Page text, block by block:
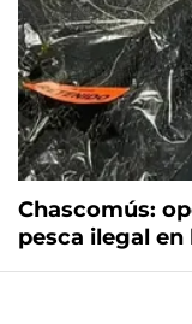
Chascomús:
pesca ilegal en